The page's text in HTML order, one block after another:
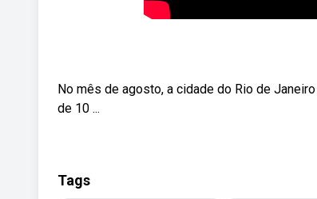
No mês de agosto, a cidade do Rio de
de 10 ...
Tags